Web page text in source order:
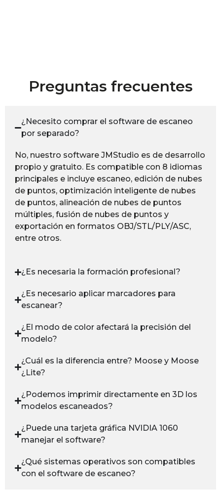
Preguntas frecuentes
¿Necesito comprar el software de escaneo
por separado?
No, nuestro software JMStudio es de desarrollo
propio y gratuito. Es compatible con 8 idiomas
principales e incluye escaneo, edición de nubes
de puntos, optimización inteligente de nubes
de puntos, alineación de nubes de puntos
múltiples, fusión de nubes de puntos y
exportación en formatos OBJ/STL/PLY/ASC,
entre otros.
¿Es necesaria la formación profesional?
¿Es necesario aplicar marcadores para
escanear?
¿El modo de color afectará la precisión del
modelo?
¿Cuál es la diferencia entre? Moose y Moose
¿Lite?
¿Podemos imprimir directamente en 3D los
modelos escaneados?
¿Puede una tarjeta gráfica NVIDIA 1060
manejar el software?
¿Qué sistemas operativos son compatibles
con el software de escaneo?